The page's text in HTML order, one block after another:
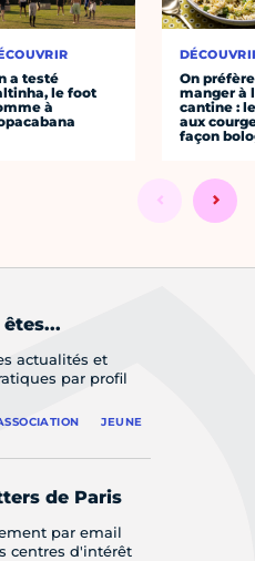
a testé
le foot
à
On préfère
manger à
cantine :
aux
façon
actualités et
par profil
JEUNE
de Paris
par email
centres d'intérêt